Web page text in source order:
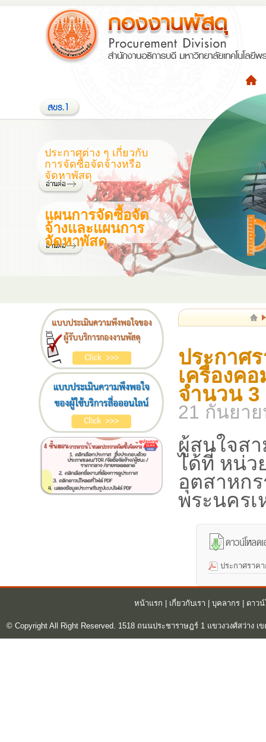
ประกาศต่าง ๆ เกี่ยวกับ
การจัดซื้อจัดจ้างหรือ
จัดหาพัสดุ
แผนการจัดซื้อจัด
จ้างและแผนการ
จัดหาพัสดุ
ประกาศ
เครื่องค
จำนวน 3
21 กันยา
ผู้สนใจส
ได้ที่ หน่
อุตสาหก
พระนครเ
ประกาศราค
หน้าแรก เกี่ยวกับเรา บุคลากร| ดาว
© Copyright All Right Reserved. 1518 ถนนประชาราษฎร์ 1 แขวงวงศ์สว่าง